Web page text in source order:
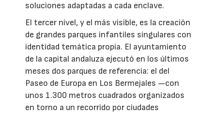
soluciones adaptadas a cada enclave.
El tercer nivel, y el más visible, es la creación
de grandes parques infantiles singulares con
identidad temática propia. El ayuntamiento
de la capital andaluza ejecutó en los últimos
meses dos parques de referencia: el del
Paseo de Europa en Los Bermejales —con
unos 1.300 metros cuadrados organizados
en torno a un recorrido por ciudades